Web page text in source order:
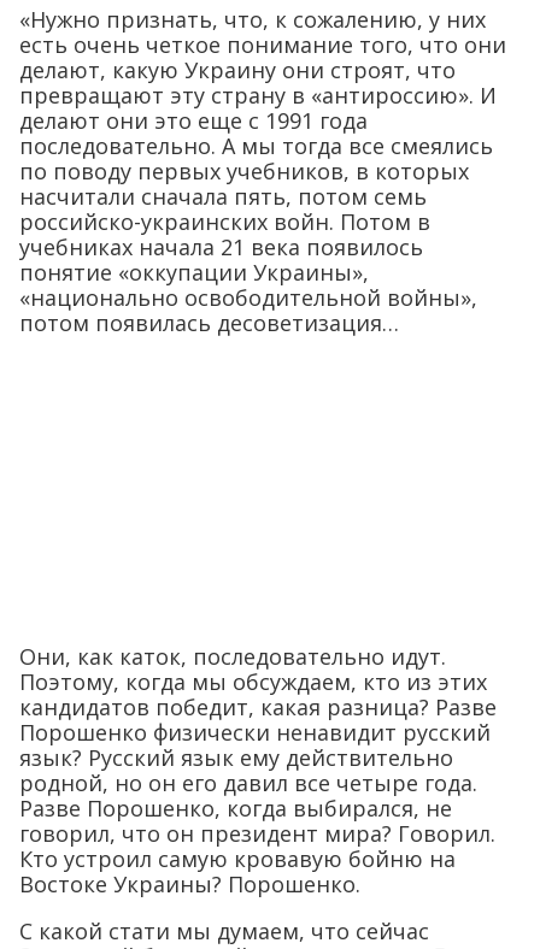
«Нужно признать, что, к сожалению, у них
есть очень четкое понимание того, что они
делают, какую Украину они строят, что
превращают эту страну в «антироссию». И
делают они это еще с 1991 года
последовательно. А мы тогда все смеялись
по поводу первых учебников, в которых
насчитали сначала пять, потом семь
российско-украинских войн. Потом в
учебниках начала 21 века появилось
понятие «оккупации Украины»,
«национально освободительной войны»,
потом появилась десоветизация…
Они, как каток, последовательно идут.
Поэтому, когда мы обсуждаем, кто из этих
кандидатов победит, какая разница? Разве
Порошенко физически ненавидит русский
язык? Русский язык ему действительно
родной, но он его давил все четыре года.
Разве Порошенко, когда выбирался, не
говорил, что он президент мира? Говорил.
Кто устроил самую кровавую бойню на
Востоке Украины? Порошенко.
С какой стати мы думаем, что сейчас